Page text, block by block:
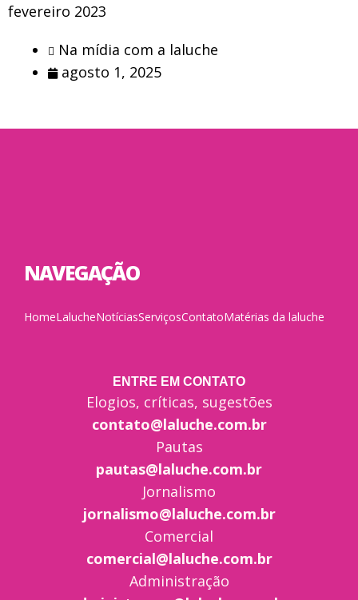
fevereiro 2023
Na mídia com a laluche
agosto 1, 2025
NAVEGAÇÃO
HomeLalucheNotíciasServiçosContatoMatérias da laluche
ENTRE EM CONTATO
Elogios, críticas, sugestões
contato@laluche.com.br
Pautas
pautas@laluche.com.br
Jornalismo
jornalismo@laluche.com.br
Comercial
comercial@laluche.com.br
Administração